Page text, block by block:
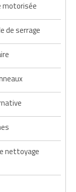
motorisée
de serrage
nettoyage